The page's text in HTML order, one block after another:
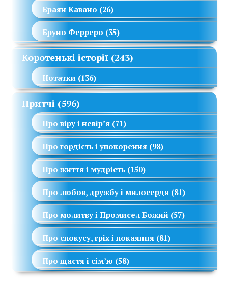
Браян Кавано (26)
Бруно Ферреро (35)
Коротенькі історії (243)
Нотатки (136)
Притчі (596)
Про віру і невір’я (71)
Про гордість і упокорення (98)
Про життя і мудрість (150)
Про любов, дружбу і милосердя (81)
Про молитву і Промисел Божий (57)
Про спокусу, гріх і покаяння (81)
Про щастя і сім’ю (58)